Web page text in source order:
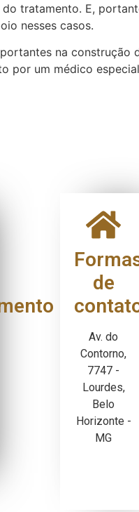
tratamento. E,
nesses casos.
na
por um médico
de
Av. do
Contorno,
7747 -
Lourdes,
Belo
Horizonte -
MG